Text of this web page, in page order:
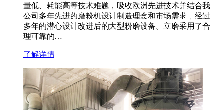
量低、耗能高等技术难题，吸收欧洲先进技术并结合我
公司多年先进的磨粉机设计制造理念和市场需求，经过
多年的潜心设计改进后的大型粉磨设备。立磨采用了合
理可靠的…
了解详情